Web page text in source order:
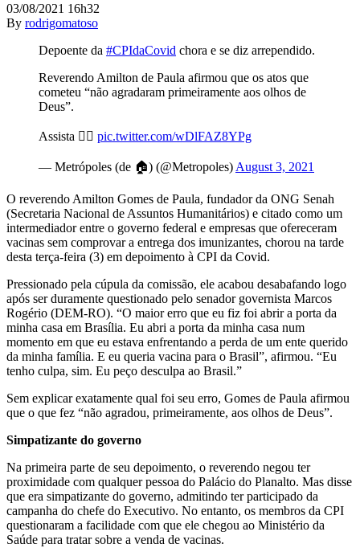
03/08/2021 16h32
By rodrigomatoso
Depoente da #CPIdaCovid chora e se diz arrependido.
Reverendo Amilton de Paula afirmou que os atos que
cometeu “não agradaram primeiramente aos olhos de
Deus”.
Assista 👇🏻 pic.twitter.com/wDlFAZ8YPg
— Metrópoles (de 🏠) (@Metropoles) August 3, 2021
O reverendo Amilton Gomes de Paula, fundador da ONG Senah
(Secretaria Nacional de Assuntos Humanitários) e citado como um
intermediador entre o governo federal e empresas que ofereceram
vacinas sem comprovar a entrega dos imunizantes, chorou na tarde
desta terça-feira (3) em depoimento à CPI da Covid.
Pressionado pela cúpula da comissão, ele acabou desabafando logo
após ser duramente questionado pelo senador governista Marcos
Rogério (DEM-RO). “O maior erro que eu fiz foi abrir a porta da
minha casa em Brasília. Eu abri a porta da minha casa num
momento em que eu estava enfrentando a perda de um ente querido
da minha família. E eu queria vacina para o Brasil”, afirmou. “Eu
tenho culpa, sim. Eu peço desculpa ao Brasil.”
Sem explicar exatamente qual foi seu erro, Gomes de Paula afirmou
que o que fez “não agradou, primeiramente, aos olhos de Deus”.
Simpatizante do governo
Na primeira parte de seu depoimento, o reverendo negou ter
proximidade com qualquer pessoa do Palácio do Planalto. Mas disse
que era simpatizante do governo, admitindo ter participado da
campanha do chefe do Executivo. No entanto, os membros da CPI
questionaram a facilidade com que ele chegou ao Ministério da
Saúde para tratar sobre a venda de vacinas.